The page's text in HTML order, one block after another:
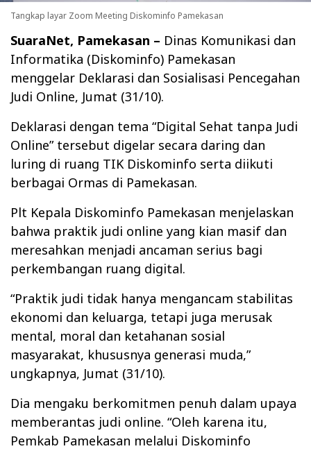
Tangkap layar Zoom Meeting Diskominfo Pamekasan
SuaraNet, Pamekasan – Dinas Komunikasi dan
Informatika (Diskominfo) Pamekasan
menggelar Deklarasi dan Sosialisasi Pencegahan
Judi Online, Jumat (31/10).
Deklarasi dengan tema “Digital Sehat tanpa Judi
Online” tersebut digelar secara daring dan
luring di ruang TIK Diskominfo serta diikuti
berbagai Ormas di Pamekasan.
Plt Kepala Diskominfo Pamekasan menjelaskan
bahwa praktik judi online yang kian masif dan
meresahkan menjadi ancaman serius bagi
perkembangan ruang digital.
“Praktik judi tidak hanya mengancam stabilitas
ekonomi dan keluarga, tetapi juga merusak
mental, moral dan ketahanan sosial
masyarakat, khususnya generasi muda,”
ungkapnya, Jumat (31/10).
Dia mengaku berkomitmen penuh dalam upaya
memberantas judi online. “Oleh karena itu,
Pemkab Pamekasan melalui Diskominfo